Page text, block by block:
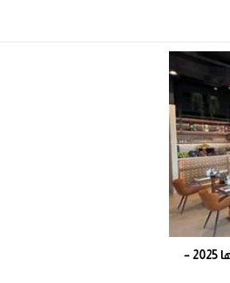
أفضل 10 من مطاعم شارع حصه دبي ننصحك بتجربتها 2025 –